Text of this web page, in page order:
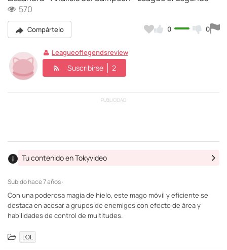
570
Compártelo 0 0
Leagueoflegendsreview
Suscribirse 2
PUBLICIDAD
Subidohace 7 años ·
Tu contenido en Tokyvideo
Con una poderosa magia de hielo, este mago móvil y eficiente se
destaca en acosar a grupos de enemigos con efecto de área y
habilidades de control de multitudes.
LOL